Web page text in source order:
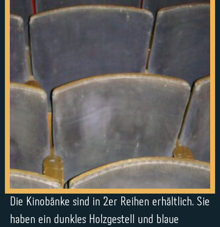
Die Kinobänke sind in 2er Reihen erhältlich. Sie
haben ein dunkles Holzgestell und blaue